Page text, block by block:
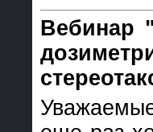
Вебинар